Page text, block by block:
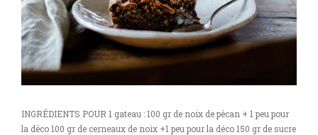
INGRÉDIENTS POUR 1 gateau : 100 gr de noix de pécan + 1 peu pour
la déco 100 gr de cerneaux de noix +1 peu pour la déco 150 gr de sucre